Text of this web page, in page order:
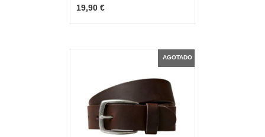
VER OPCIONES
19,90 €
AGOTADO